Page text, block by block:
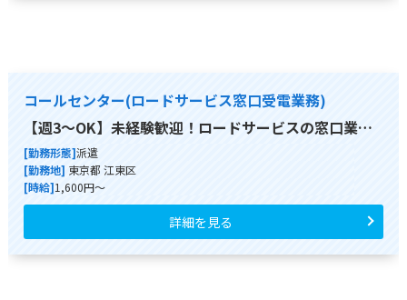
コールセンター(ロードサービス窓口受電業務)
【週3～OK】未経験歓迎！ロードサービスの窓口業…
[勤務形態]派遣
[勤務地] 東京都 江東区
[時給]1,600円～
詳細を見る